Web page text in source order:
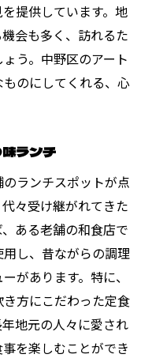
提供しています。地
会も多く、訪れるた
う。中野区のアート
のにしてくれる、心
ランチ
ランチスポットが点
々受け継がれてきた
ある老舗の和食店で
し、昔ながらの調理
があります。特に、
方にこだわった定食
地元の人々に愛され
を楽しむことができ